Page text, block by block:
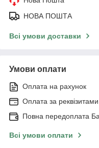
НОВА ПОШТА
Всі умови доставки
Умови оплати
Оплата на рахунок
Оплата за реквізитами
Повна передоплата
Всі умови оплати